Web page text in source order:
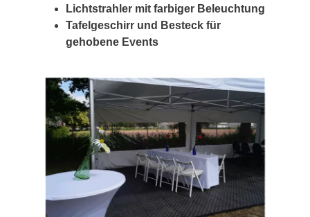
Lichtstrahler mit farbiger Beleuchtung
Tafelgeschirr und Besteck für
gehobene Events